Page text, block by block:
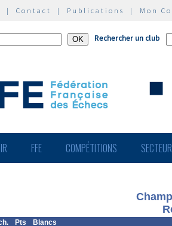
| Contact | Publications | Mon
Rechercher un club
FFE COMPÉTITIONS
Pts
Blancs